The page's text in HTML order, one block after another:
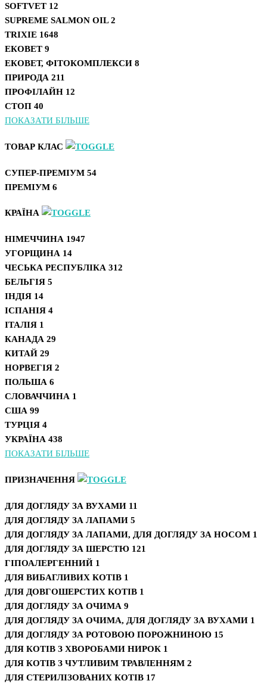
SOFTVET 12
SUPREME SALMON OIL2
TRIXIE 1648
ЕКОВЕТ 9
ЕКОВЕТ, ФІТОКОМПЛЕКСИ 8
ПРИРОДА 211
ПРОФІЛАЙН 12
СТОП 40
ПОКАЗАТИ БІЛЬШЕ
ТОВАР КЛАС
СУПЕР-ПРЕМІУМ 54
ПРЕМІУМ 6
КРАЇНА
НІМЕЧЧИНА 1947
УГОРЩИНА 14
ЧЕСЬКА РЕСПУБЛІКА 312
БЕЛЬГІЯ 5
ІНДІЯ 14
ІСПАНІЯ 4
ІТАЛІЯ 1
КАНАДА 29
КИТАЙ 29
НОРВЕГІЯ 2
ПОЛЬША 6
СЛОВАЧЧИНА 1
США 99
ТУРЦІЯ 4
УКРАЇНА 438
ПОКАЗАТИ БІЛЬШЕ
ПРИЗНАЧЕННЯ
ДЛЯ ДОГЛЯДУ ЗА ВУХАМИ 11
ДЛЯ ДОГЛЯДУ ЗА ЛАПАМИ 5
ДЛЯ ДОГЛЯДУ ЗА ЛАПАМИ, ДЛЯ ДОГЛЯДУ ЗА НОСОМ 1
ДЛЯ ДОГЛЯДУ ЗА ШЕРСТЮ 121
ГІПОАЛЕРГЕННИЙ 1
ДЛЯ ВИБАГЛИВИХ КОТІВ 1
ДЛЯ ДОВГОШЕРСТИХ КОТІВ 1
ДЛЯ ДОГЛЯДУ ЗА ОЧИМА 9
ДЛЯ ДОГЛЯДУ ЗА ОЧИМА, ДЛЯ ДОГЛЯДУ ЗА ВУХАМИ 1
ДЛЯ ДОГЛЯДУ ЗА РОТОВОЮ ПОРОЖНИНОЮ 15
ДЛЯ КОТІВ З ХВОРОБАМИ НИРОК 1
ДЛЯ КОТІВ З ЧУТЛИВИМ ТРАВЛЕННЯМ 2
ДЛЯ СТЕРИЛІЗОВАНИХ КОТІВ 17